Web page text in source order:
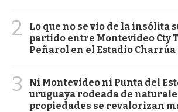
2
Lo que no se vio de la insólita
partido entre Montevideo Cty
Peñarol en el Estadio Charrúa
3
Ni Montevideo ni Punta del
uruguaya rodeada de
propiedades se revalorizan